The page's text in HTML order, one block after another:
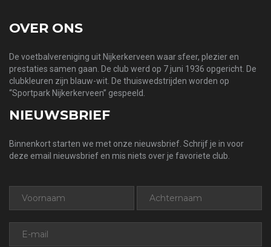
OVER ONS
De voetbalvereniging uit Nijkerkerveen waar sfeer, plezier en
prestaties samen gaan. De club werd op 7 juni 1936 opgericht. De
clubkleuren zijn blauw-wit. De thuiswedstrijden worden op
“Sportpark Nijkerkerveen” gespeeld.
NIEUWSBRIEF
Binnenkort starten we met onze nieuwsbrief. Schrijf je in voor
deze email nieuwsbrief en mis niets over je favoriete club.